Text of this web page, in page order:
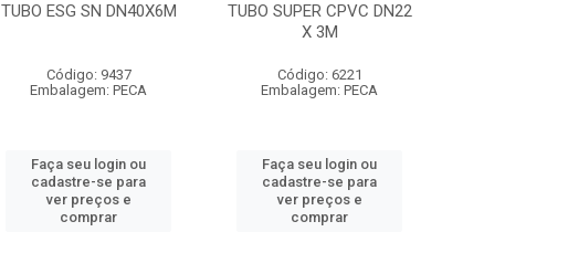
TUBO ESG SN DN40X6M
Código: 9437
Embalagem: PECA
Faça seu login ou
cadastre-se para
ver preços e
comprar
TUBO SUPER CPVC DN22
X 3M
Código: 6221
Embalagem: PECA
Faça seu login ou
cadastre-se para
ver preços e
comprar